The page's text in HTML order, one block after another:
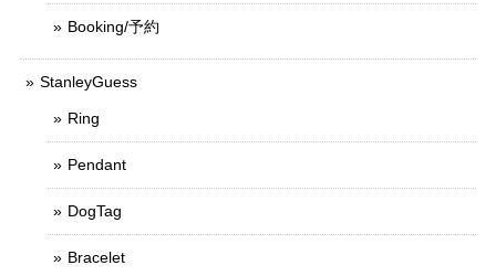
Booking/予約
StanleyGuess
Ring
Pendant
DogTag
Bracelet